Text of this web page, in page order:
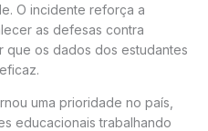
O incidente reforça a
as defesas contra
que os dados dos estudantes
uma prioridade no país,
educacionais trabalhando